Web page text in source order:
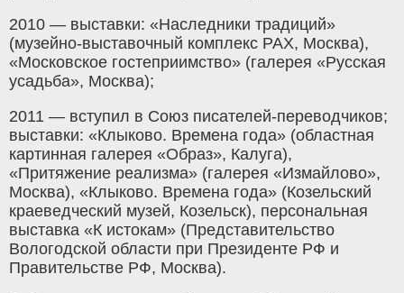
2010 — выставки: «Наследники традиций»
(музейно-выставочный комплекс РАХ, Москва),
«Московское гостеприимство» (галерея «Русская
усадьба», Москва);
2011 — вступил в Союз писателей-переводчиков;
выставки: «Клыково. Времена года» (областная
картинная галерея «Образ», Калуга),
«Притяжение реализма» (галерея «Измайлово»,
Москва), «Клыково. Времена года» (Козельский
краеведческий музей, Козельск), персональная
выставка «К истокам» (Представительство
Вологодской области при Президенте РФ и
Правительстве РФ, Москва).